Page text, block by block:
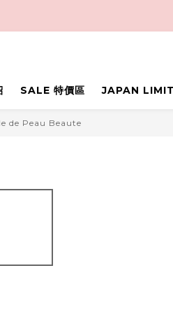
SALE 特價區 JAPAN
de Peau Beaute